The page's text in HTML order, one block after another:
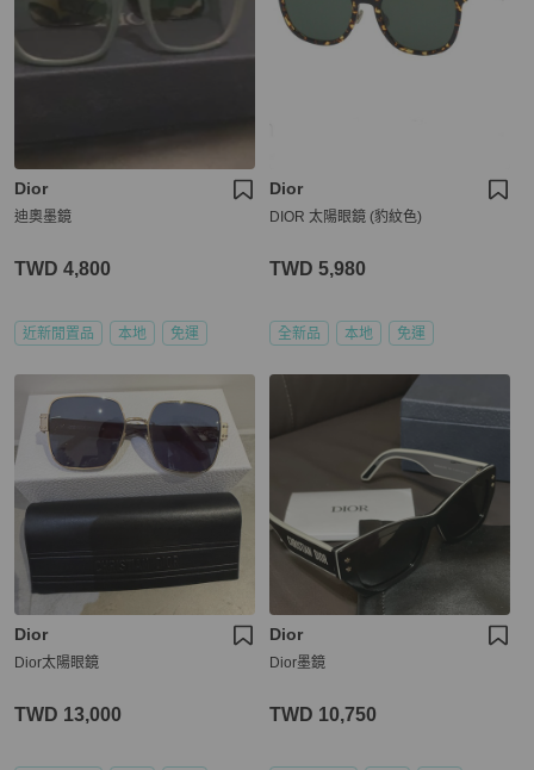
Dior
迪奧墨鏡
TWD 4,800
近新閒置品 本地 免運
Dior
DIOR 太陽眼鏡 (豹紋色)
TWD 5,980
全新品 本地 免運
Dior
Dior太陽眼鏡
TWD 13,000
Dior
Dior墨鏡
TWD 10,750